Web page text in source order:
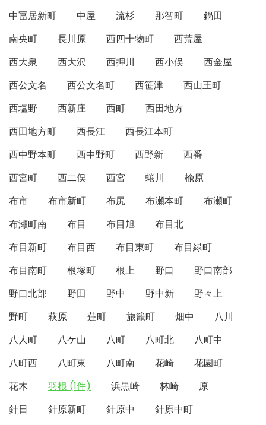
中冨居新町
中屋 流杉 那智町
鍋田
南央町
長川原 西四十物町
西荒屋
西大泉
西大沢 西押川 西小俣
西金屋
西公文名
西公文名町 西笹津
西山王町
西塩野
西新庄 西町
西田地方
西田地方町
西長江
西長江本町
西中野本町
西中野町 西野新
西番
西宮町
西二俣 西宮 蜷川
楡原
布市
布市新町 布尻 布瀬本町
布瀬町
布瀬町南
布目 布目旭
布目北
布目新町
布目西 布目東町
布目緑町
布目南町
根塚町 根上 野口
野口南部
野口北部
野田 野中 野中新
野々上
野町
萩原 蓮町 旅籠町 畑中
八川
八人町
八ケ山 八町 八町北
八町中
八町西
八町東 八町南 花崎
花園町
花木
羽根 (1件) 浜黒崎 林崎
原
針日
針原新町 針原中 針原中町